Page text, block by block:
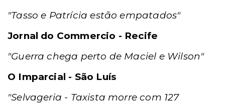
"Tasso e Patrícia estão empatados"
Jornal do Commercio - Recife
"Guerra chega perto de Maciel e Wilson"
O Imparcial - São Luís
"Selvageria - Taxista morre com 127